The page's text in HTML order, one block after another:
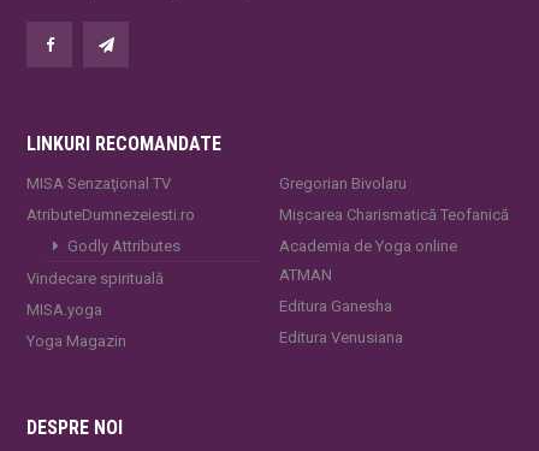
LINKURI RECOMANDATE
MISA Senzaţional TV
AtributeDumnezeiesti.ro
Godly Attributes
Vindecare spirituală
MISA.yoga
Yoga Magazin
Gregorian Bivolaru
Mișcarea Charismatică Teofanică
Academia de Yoga online
ATMAN
Editura Ganesha
Editura Venusiana
DESPRE NOI